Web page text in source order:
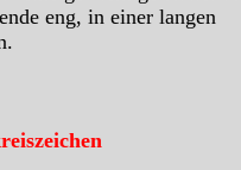
eng, in einer langen